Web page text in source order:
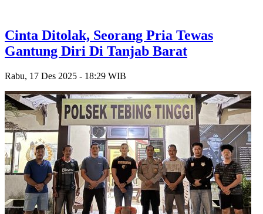
Cinta Ditolak, Seorang Pria Tewas
Gantung Diri Di Tanjab Barat
Rabu, 17 Des 2025 - 18:29 WIB